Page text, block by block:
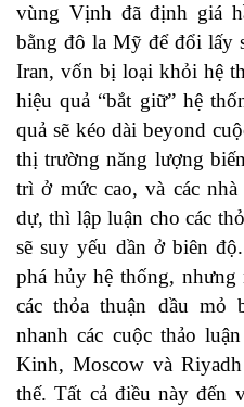
vùng Vịnh đã định giá
bằng đô la Mỹ để đổi lấy
Iran, vốn bị loại khỏi hệ
hiệu quả “bắt giữ” hệ
quả sẽ kéo dài beyond
thị trường năng lượng
trì ở mức cao, và các
dự, thì lập luận cho các
sẽ suy yếu dần ở biên
phá hủy hệ thống,
các thỏa thuận dầu mỏ
nhanh các cuộc thảo
Kinh, Moscow và
thế. Tất cả điều này đến